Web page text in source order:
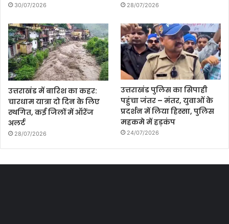
30/07/2026 28/07/2026
उत्तराखंड में बारिश का कहर:
चारधाम यात्रा दो दिन के लिए
स्थगित, कई जिलों में ऑरेंज
अलर्ट
28/07/2026
उत्तराखंड पुलिस का सिपाही
पहुंचा जंतर – मंतर, युवाओं के
प्रदर्शन में लिया हिस्सा, पुलिस
महकमे में हड़कंप
24/07/2026